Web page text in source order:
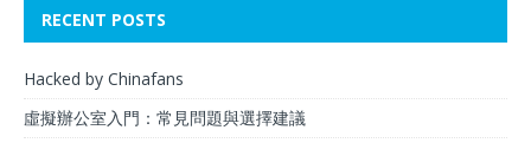
RECENT POSTS
Hacked by Chinafans
虛擬辦公室入門：常見問題與選擇建議